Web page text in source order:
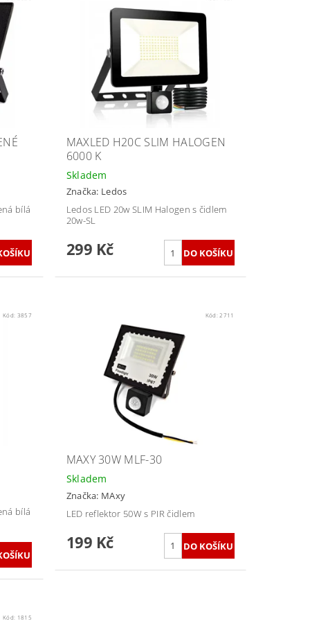
bílá
MAXLED H20C SLIM HALOGEN
6000 K
Skladem
Značka: Ledos
Ledos LED 20w SLIM Halogen s čidlem
20w-SL
299 Kč
Kód: 3857
bílá
Kód:2711
MAXY 30W MLF-30
Skladem
Značka: MAxy
LED reflektor 50W s PIR čidlem
199 Kč
Kód: 1815